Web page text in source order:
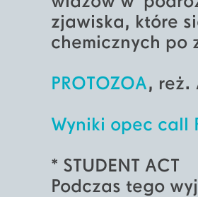
zjawiska, które
chemicznych po
PROTOZOA, reż.
Wyniki opec call
* STUDENT ACT
Podczas tego